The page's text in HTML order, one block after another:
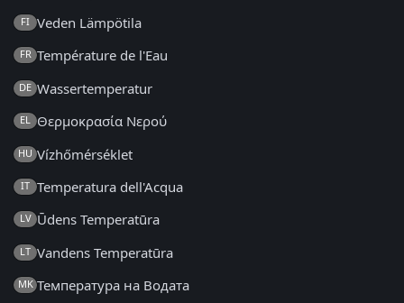
FI Veden Lämpötila
FR Température de l'Eau
DE Wassertemperatur
EL Θερμοκρασία Νερού
HU Vízhőmérséklet
IT Temperatura dell'Acqua
LV Ūdens Temperatūra
LT Vandens Temperatūra
MK Температура на Водата